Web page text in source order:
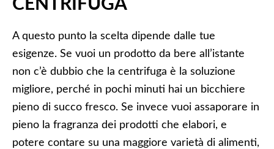
CENTRIFUGA
A questo punto la scelta dipende dalle tue
esigenze. Se vuoi un prodotto da bere all’istante
non c’è dubbio che la centrifuga è la soluzione
migliore, perché in pochi minuti hai un bicchiere
pieno di succo fresco. Se invece vuoi assaporare in
pieno la fragranza dei prodotti che elabori, e
potere contare su una maggiore varietà di alimenti,